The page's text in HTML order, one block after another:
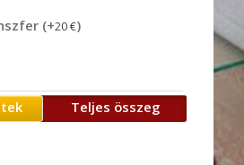
(+20€)
Teljes összeg